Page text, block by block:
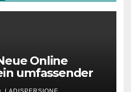
Online
umfassender
moderne